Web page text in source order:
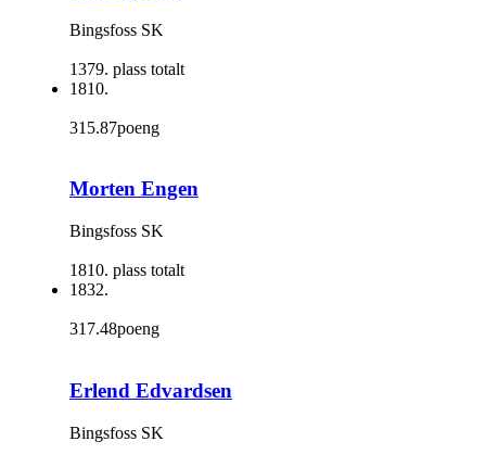
Bingsfoss SK
1379. plass totalt
1810.
315.87poeng
Morten Engen
Bingsfoss SK
1810. plass totalt
1832.
317.48poeng
Erlend Edvardsen
Bingsfoss SK